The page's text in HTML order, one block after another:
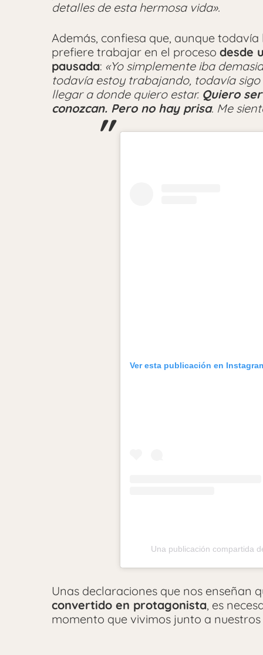
detalles de esta hermosa vida».
Además, confiesa que, aunque
prefiere trabajar en el proceso desde
pausada: «Yo simplemente iba
todavía estoy trabajando, todavía
llegar a donde quiero estar. Quiero
conozcan. Pero no hay prisa. Me
Ver esta publicación en
Una publicación compartida
Unas declaraciones que nos enseñan
convertido en protagonista, es
momento que vivimos junto a nuestros